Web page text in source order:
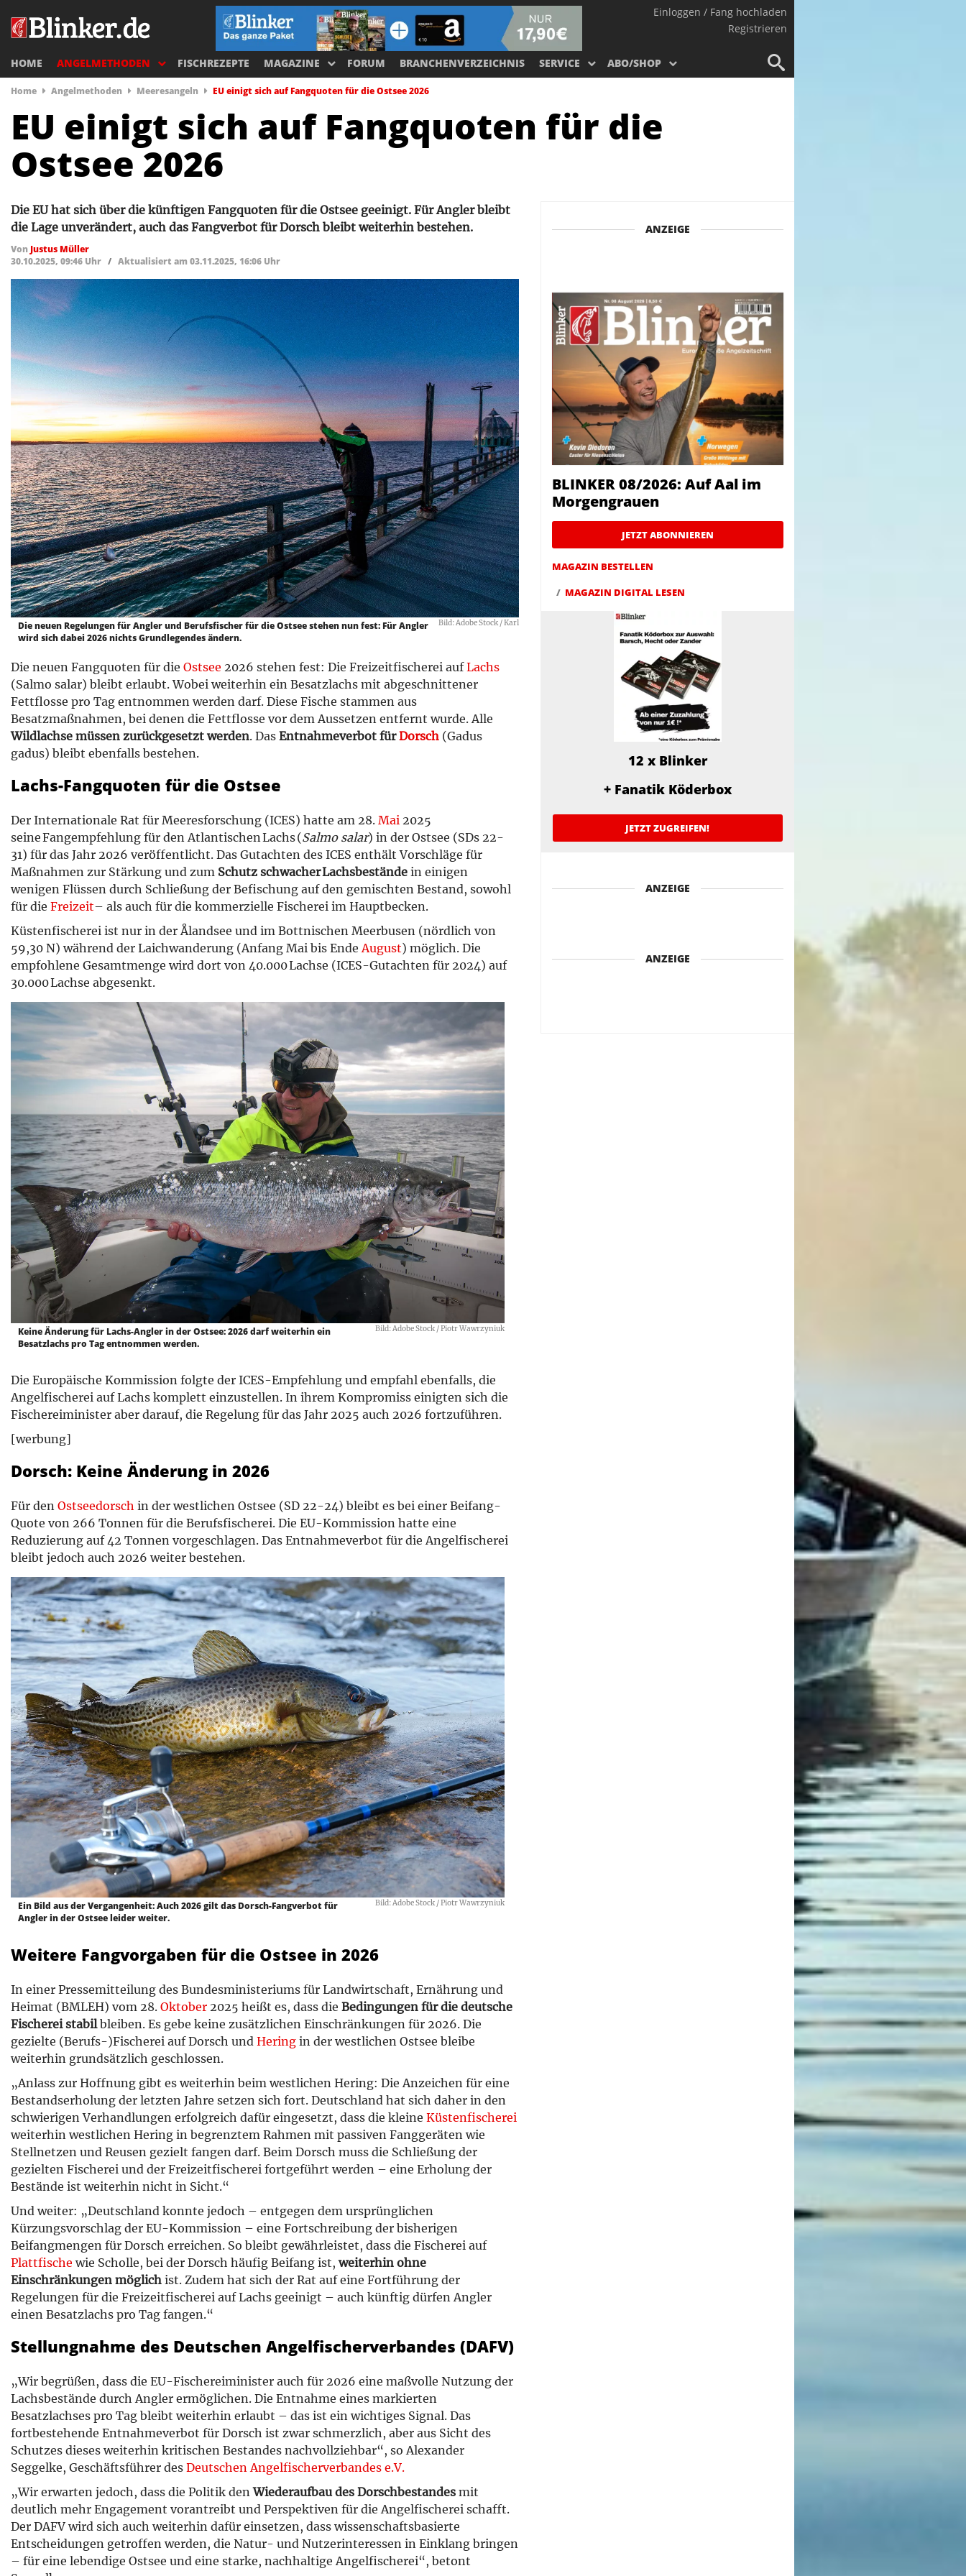
Einloggen / Fang hochladen
Registrieren
HOME ANGELMETHODEN FISCHREZEPTE MAGAZINE FORUM BRANCHENVERZEICHNIS SERVICE ABO/SHOP
Home Angelmethoden Meeresangeln EU einigt sich auf Fangquoten für die Ostsee 2026
EU einigt sich auf Fangquoten für die
Ostsee 2026
Die EU hat sich über die künftigen Fangquoten für die Ostsee geeinigt. Für Angler bleibt
die Lage unverändert, auch das Fangverbot für Dorsch bleibt weiterhin bestehen.
Von Justus Müller
30.10.2025, 09:46 Uhr / Aktualisiert am 03.11.2025, 16:06 Uhr
Bild: Adobe Stock / Karl
Die neuen Regelungen für Angler und Berufsfischer für die Ostsee stehen nun fest: Für Angler
wird sich dabei 2026 nichts Grundlegendes ändern.
Die neuen Fangquoten für die Ostsee 2026 stehen fest: Die Freizeitfischerei aufLachs
(Salmo salar) bleibt erlaubt. Wobei weiterhin ein Besatzlachs mit abgeschnittener
Fettflosse pro Tag entnommen werden darf. Diese Fische stammen aus
Besatzmaßnahmen, bei denen die Fettflosse vor dem Aussetzen entfernt wurde. Alle
Wildlachse müssen zurückgesetzt werden. Das Entnahmeverbot fürDorsch (Gadus
gadus) bleibt ebenfalls bestehen.
Lachs-Fangquoten für die Ostsee
Der Internationale Rat für Meeresforschung (ICES) hatte am 28. Mai 2025
seine Fangempfehlung für den Atlantischen Lachs (Salmo salar) in der Ostsee (SDs 22-
31) für das Jahr 2026 veröffentlicht. Das Gutachten des ICES enthält Vorschläge für
Maßnahmen zur Stärkung und zum Schutz schwacher Lachsbestände in einigen
wenigen Flüssen durch Schließung der Befischung auf den gemischten Bestand, sowohl
für die Freizeit– als auch für die kommerzielle Fischerei im Hauptbecken.
Küstenfischerei ist nur in der Ålandsee und im Bottnischen Meerbusen (nördlich von
59,30 N) während der Laichwanderung (Anfang Mai bis EndeAugust) möglich. Die
empfohlene Gesamtmenge wird dort von 40.000 Lachse (ICES-Gutachten für 2024) auf
30.000 Lachse abgesenkt.
Bild: Adobe Stock / Piotr Wawrzyniuk
Keine Änderung für Lachs-Angler in der Ostsee: 2026 darf weiterhin ein
Besatzlachs pro Tag entnommen werden.
Die Europäische Kommission folgte der ICES-Empfehlung und empfahl ebenfalls, die
Angelfischerei auf Lachs komplett einzustellen. In ihrem Kompromiss einigten sich die
Fischereiminister aber darauf, die Regelung für das Jahr 2025 auch 2026 fortzuführen.
[werbung]
Dorsch: Keine Änderung in 2026
Für den Ostseedorsch in der westlichen Ostsee (SD 22-24) bleibt es bei einer Beifang-
Quote von 266 Tonnen für die Berufsfischerei. Die EU-Kommission hatte eine
Reduzierung auf 42 Tonnen vorgeschlagen. Das Entnahmeverbot für die Angelfischerei
bleibt jedoch auch 2026 weiter bestehen.
Bild: Adobe Stock / Piotr Wawrzyniuk
Ein Bild aus der Vergangenheit: Auch 2026 gilt das Dorsch-Fangverbot für
Angler in der Ostsee leider weiter.
Weitere Fangvorgaben für die Ostsee in 2026
In einer Pressemitteilung des Bundesministeriums für Landwirtschaft, Ernährung und
Heimat (BMLEH) vom 28. Oktober 2025 heißt es, dass die Bedingungen für die deutsche
Fischerei stabilbleiben. Es gebe keine zusätzlichen Einschränkungen für 2026. Die
gezielte (Berufs-)Fischerei auf Dorsch und Hering in der westlichen Ostsee bleibe
weiterhin grundsätzlich geschlossen.
„Anlass zur Hoffnung gibt es weiterhin beim westlichen Hering: Die Anzeichen für eine
Bestandserholung der letzten Jahre setzen sich fort. Deutschland hat sich daher in den
schwierigen Verhandlungen erfolgreich dafür eingesetzt, dass die kleine Küstenfischerei
weiterhin westlichen Hering in begrenztem Rahmen mit passiven Fanggeräten wie
Stellnetzen und Reusen gezielt fangen darf. Beim Dorsch muss die Schließung der
gezielten Fischerei und der Freizeitfischerei fortgeführt werden – eine Erholung der
Bestände ist weiterhin nicht in Sicht.“
Und weiter: „Deutschland konnte jedoch – entgegen dem ursprünglichen
Kürzungsvorschlag der EU-Kommission – eine Fortschreibung der bisherigen
Beifangmengen für Dorsch erreichen. So bleibt gewährleistet, dass die Fischerei auf
Plattfische wie Scholle, bei der Dorsch häufig Beifang ist, weiterhin ohne
Einschränkungen möglich ist. Zudem hat sich der Rat auf eine Fortführung der
Regelungen für die Freizeitfischerei auf Lachs geeinigt – auch künftig dürfen Angler
einen Besatzlachs pro Tag fangen.“
Stellungnahme des Deutschen Angelfischerverbandes (DAFV)
„Wir begrüßen, dass die EU-Fischereiminister auch für 2026 eine maßvolle Nutzung der
Lachsbestände durch Angler ermöglichen. Die Entnahme eines markierten
Besatzlachses pro Tag bleibt weiterhin erlaubt – das ist ein wichtiges Signal. Das
fortbestehende Entnahmeverbot für Dorsch ist zwar schmerzlich, aber aus Sicht des
Schutzes dieses weiterhin kritischen Bestandes nachvollziehbar“, so Alexander
Seggelke, Geschäftsführer des Deutschen Angelfischerverbandes e.V.
„Wir erwarten jedoch, dass die Politik denWiederaufbau des Dorschbestandes mit
deutlich mehr Engagement vorantreibt und Perspektiven für die Angelfischerei schafft.
Der DAFV wird sich auch weiterhin dafür einsetzen, dass wissenschaftsbasierte
Entscheidungen getroffen werden, die Natur- und Nutzerinteressen in Einklang bringen
– für eine lebendige Ostsee und eine starke, nachhaltige Angelfischerei“, betont
ANZEIGE
BLINKER 08/2026: Auf Aal im
Morgengrauen
JETZT ABONNIEREN
MAGAZIN BESTELLEN
MAGAZIN DIGITAL LESEN
12 x Blinker
+ Fanatik Köderbox
JETZT ZUGREIFEN!
ANZEIGE
ANZEIGE